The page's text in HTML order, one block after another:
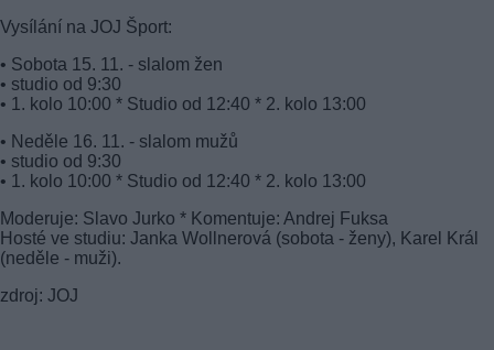
Vysílání na JOJ Šport:
• Sobota 15. 11. - slalom žen
• studio od 9:30
• 1. kolo 10:00 * Studio od 12:40 * 2. kolo 13:00
• Neděle 16. 11. - slalom mužů
• studio od 9:30
• 1. kolo 10:00 * Studio od 12:40 * 2. kolo 13:00
Moderuje: Slavo Jurko * Komentuje: Andrej Fuksa
Hosté ve studiu: Janka Wollnerová (sobota - ženy), Karel Král
(neděle - muži).
zdroj: JOJ